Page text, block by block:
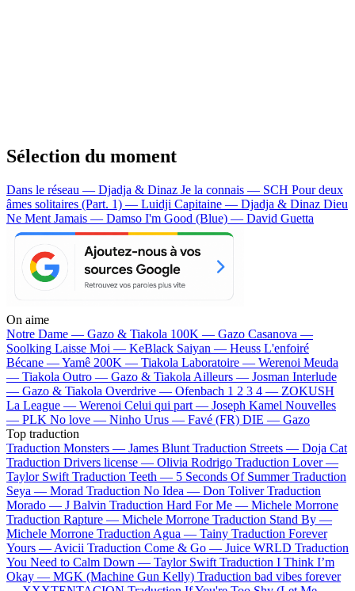
Sélection du moment
Dans le réseau — Djadja & Dinaz Je la connais — SCH Pour deux
âmes solitaires (Part. 1) — Luidji Capitaine — Djadja & Dinaz Dieu
Ne Ment Jamais — Damso I'm Good (Blue) — David Guetta
On aime
Notre Dame — Gazo & Tiakola 100K — Gazo Casanova —
Soolking Laisse Moi — KeBlack Saiyan — Heuss L'enfoiré
Bécane —Yamê 200K — Tiakola Laboratoire — Werenoi Meuda
— Tiakola Outro — Gazo & Tiakola Ailleurs — Josman Interlude
— Gazo & Tiakola Overdrive — Ofenbach 1 2 3 4 — ZOKUSH
La League — Werenoi Celui qui part — Joseph Kamel Nouvelles
— PLK No love — Ninho Urus — Favé (FR) DIE — Gazo
Top traduction
Traduction Monsters — James Blunt Traduction Streets — Doja Cat
Traduction Drivers license — Olivia Rodrigo Traduction Lover —
Taylor Swift Traduction Teeth — 5 Seconds Of Summer Traduction
Seya — Morad Traduction No Idea — Don Toliver Traduction
Morado — J Balvin Traduction Hard For Me — Michele Morrone
Traduction Rapture — Michele Morrone Traduction Stand By —
Michele Morrone Traduction Agua — Tainy Traduction Forever
Yours — Avicii Traduction Come & Go — Juice WRLD Traduction
You Need to Calm Down — Taylor Swift Traduction I Think I’m
Okay — MGK (Machine Gun Kelly) Traduction bad vibes forever